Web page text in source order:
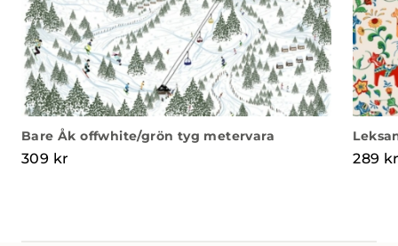
Bare Åk offwhite/grön tyg metervara
309 kr 289